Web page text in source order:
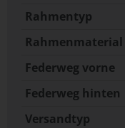
Rahmentyp
Rahmenmaterial
Federweg vorne
Federweg hinten
Versandtyp